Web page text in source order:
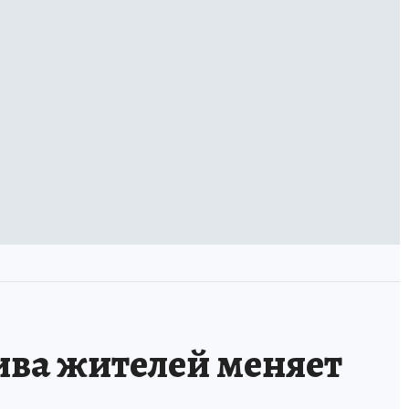
жителей меняет